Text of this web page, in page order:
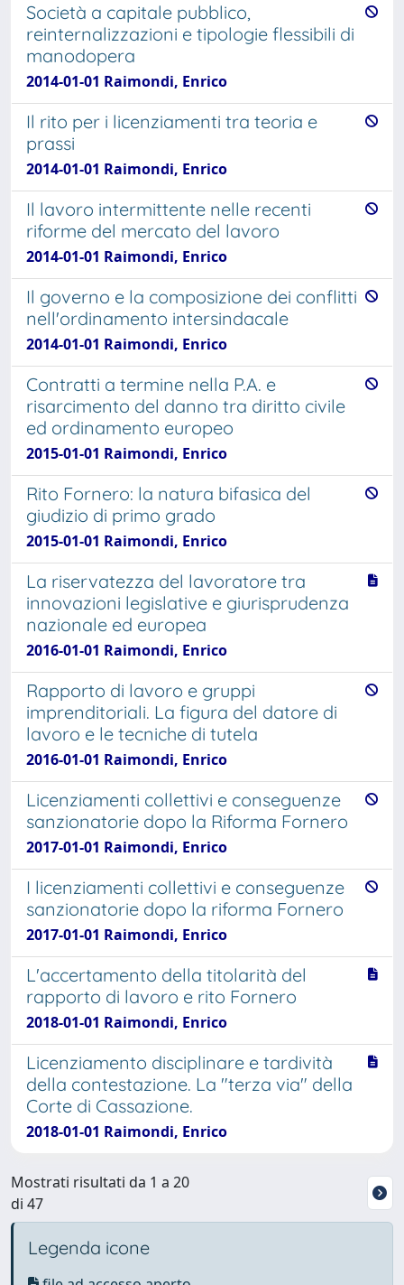
Società a capitale pubblico,
reinternalizzazioni e tipologie flessibili di
manodopera
2014-01-01 Raimondi, Enrico
Il rito per i licenziamenti tra teoria e
prassi
2014-01-01 Raimondi, Enrico
Il lavoro intermittente nelle recenti
riforme del mercato del lavoro
2014-01-01 Raimondi, Enrico
Il governo e la composizione dei conflitti
nell'ordinamento intersindacale
2014-01-01 Raimondi, Enrico
Contratti a termine nella P.A. e
risarcimento del danno tra diritto civile
ed ordinamento europeo
2015-01-01 Raimondi, Enrico
Rito Fornero: la natura bifasica del
giudizio di primo grado
2015-01-01 Raimondi, Enrico
La riservatezza del lavoratore tra
innovazioni legislative e giurisprudenza
nazionale ed europea
2016-01-01 Raimondi, Enrico
Rapporto di lavoro e gruppi
imprenditoriali. La figura del datore di
lavoro e le tecniche di tutela
2016-01-01 Raimondi, Enrico
Licenziamenti collettivi e conseguenze
sanzionatorie dopo la Riforma Fornero
2017-01-01 Raimondi, Enrico
I licenziamenti collettivi e conseguenze
sanzionatorie dopo la riforma Fornero
2017-01-01 Raimondi, Enrico
L'accertamento della titolarità del
rapporto di lavoro e rito Fornero
2018-01-01 Raimondi, Enrico
Licenziamento disciplinare e tardività
della contestazione. La "terza via" della
Corte di Cassazione.
2018-01-01 Raimondi, Enrico
Mostrati risultati da 1 a 20
di 47
Legenda icone